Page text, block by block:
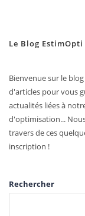
Le Blog EstimOpti
Bienvenue sur le
d'articles pour vous
actualités liées à
d'optimisation...
travers de ces
inscription !
Rechercher